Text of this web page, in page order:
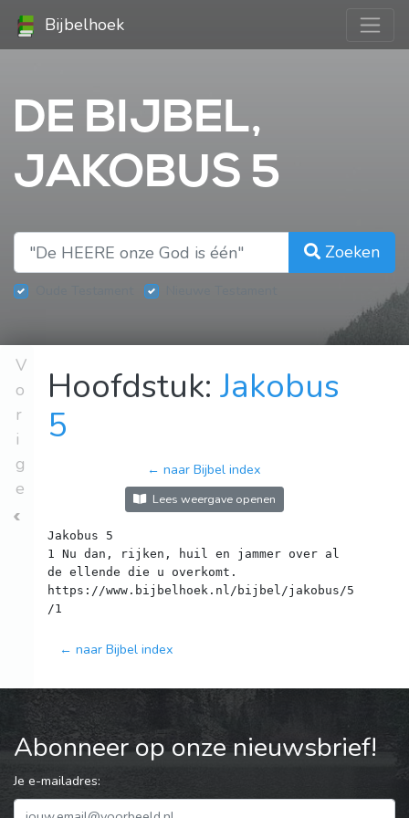
Bijbelhoek
DE BIJBEL,
JAKOBUS 5
Zoeken
V
o
r
i
g
e
Hoofdstuk:Jakobus
5
← naar Bijbel index
Lees weergave openen
Jakobus 5
1 Nu dan, rijken, huil en jammer over al
de ellende die u overkomt.
https://www.bijbelhoek.nl/bijbel/jakobus/5
← naar Bijbel index
Abonneer op onze nieuwsbrief!
Je e-mailadres: